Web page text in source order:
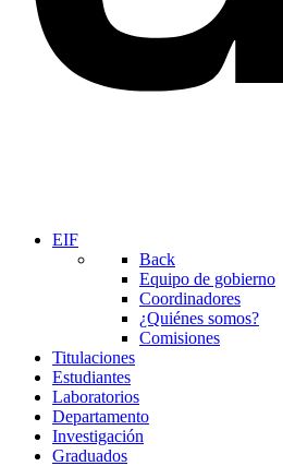
EIF
Back
Equipo de gobierno
Coordinadores
¿Quiénes somos?
Comisiones
Titulaciones
Estudiantes
Laboratorios
Departamento
Investigación
Graduados